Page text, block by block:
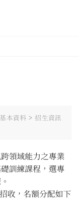
基本資料 >招生資訊
領域能力之專業
訓練課程，選專
收，名額分配如下